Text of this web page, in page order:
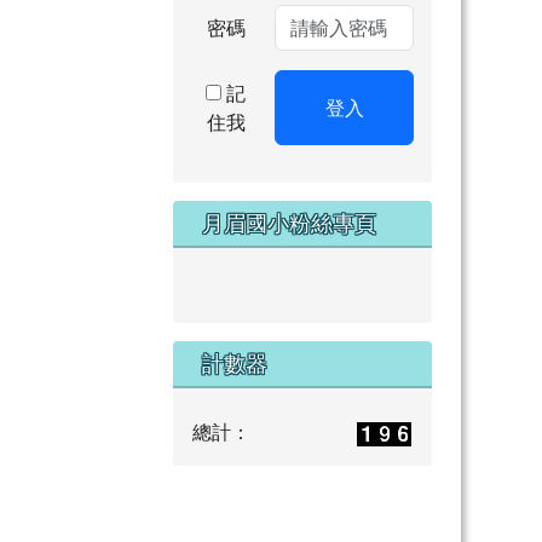
密碼
記
住我
登入
月眉國小粉絲專頁
計數器
總計：